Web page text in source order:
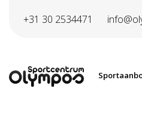
+31 30 2534471